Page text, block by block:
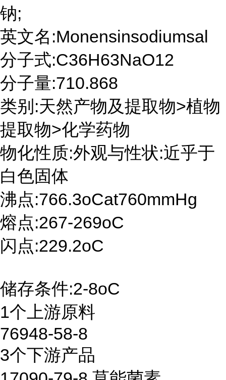
钠;
英文名:Monensinsodiumsal
分子式:C36H63NaO12
分子量:710.868
类别:天然产物及提取物>植物
提取物>化学药物
物化性质:外观与性状:近乎于
白色固体
沸点:766.3oCat760mmHg
熔点:267-269oC
闪点:229.2oC
储存条件:2-8oC
1个上游原料
76948-58-8
3个下游产品